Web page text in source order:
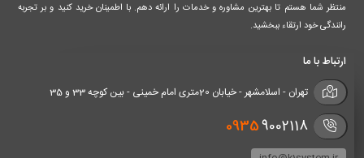
منتظر شما هستم تا بهترین مشاوره و خدمات را ارائه دهم. با اطمینان خرید کنید و بر تجربه
رانندگی خود ارتقاء ببخشید.
ارتباط با ما
تهران - اسلامشهر - خیابان 20متری امام خمینی - بین کوچه 33 و 35
09359002118